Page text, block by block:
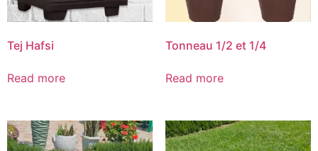
Tej Hafsi
Read more
Tonneau 1/2 et 1/4
Read more